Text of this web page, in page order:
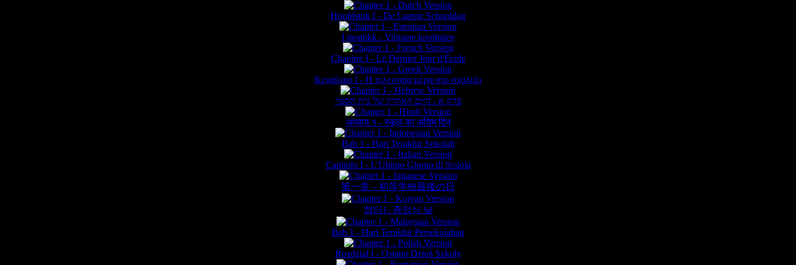
Hoofdstuk I - De Laatste Schooldag
I peatükk - Viimane koolipäev
Chapitre I - Le Dernier Jour d'École
Κεφάλαιο Ι - Η τελευταία μέρα στο σχολείο
פרק א - היום האחרון של בית הספר
अध्याय १ - स्कूल का अंतिम दिन
Bab 1 - Hari Terakhir Sekolah
Capitolo I - L'Ultimo Giorno di Scuola
第一章 – 初等学校最後の日
챕터1- 종업식 날
Bab 1 - Hari Terakhir Persekolahan
Rozdział I - Ostatni Dzień Szkoły